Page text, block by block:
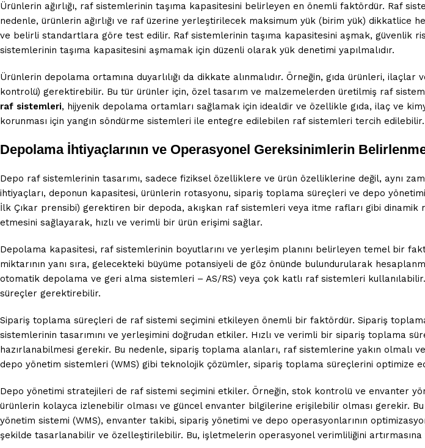
Ürünlerin ağırlığı, raf sistemlerinin taşıma kapasitesini belirleyen en önemli faktördür. Raf
nedenle, ürünlerin ağırlığı ve raf üzerine yerleştirilecek maksimum yük (birim yük) dikkatlice
ve belirli standartlara göre test edilir. Raf sistemlerinin taşıma kapasitesini aşmak, güvenlik
sistemlerinin taşıma kapasitesini aşmamak için düzenli olarak yük denetimi yapılmalıdır.
Ürünlerin depolama ortamına duyarlılığı da dikkate alınmalıdır. Örneğin, gıda ürünleri,
kontrolü) gerektirebilir. Bu tür ürünler için, özel tasarım ve malzemelerden üretilmiş raf
raf sistemleri, hijyenik depolama ortamları sağlamak için idealdir ve özellikle gıda, ilaç ve
korunması için yangın söndürme sistemleri ile entegre edilebilen raf sistemleri tercih edilebilir.
Depolama İhtiyaçlarının ve Operasyonel Gereksinimlerin
Depo raf sistemlerinin tasarımı, sadece fiziksel özelliklere ve ürün özelliklerine değil, aynı
ihtiyaçları, deponun kapasitesi, ürünlerin rotasyonu, sipariş toplama süreçleri ve depo
İlk Çıkar prensibi) gerektiren bir depoda, akışkan raf sistemleri veya itme rafları gibi
etmesini sağlayarak, hızlı ve verimli bir ürün erişimi sağlar.
Depolama kapasitesi, raf sistemlerinin boyutlarını ve yerleşim planını belirleyen temel bir
miktarının yanı sıra, gelecekteki büyüme potansiyeli de göz önünde bulundurularak
otomatik depolama ve geri alma sistemleri – AS/RS) veya çok katlı raf sistemleri
süreçler gerektirebilir.
Sipariş toplama süreçleri de raf sistemi seçimini etkileyen önemli bir faktördür. Sipariş
sistemlerinin tasarımını ve yerleşimini doğrudan etkiler. Hızlı ve verimli bir sipariş toplama
hazırlanabilmesi gerekir. Bu nedenle, sipariş toplama alanları, raf sistemlerine yakın olmalı
depo yönetim sistemleri (WMS) gibi teknolojik çözümler, sipariş toplama süreçlerini optimize
Depo yönetimi stratejileri de raf sistemi seçimini etkiler. Örneğin, stok kontrolü ve envanter
ürünlerin kolayca izlenebilir olması ve güncel envanter bilgilerine erişilebilir olması gerekir.
yönetim sistemi (WMS), envanter takibi, sipariş yönetimi ve depo operasyonlarının
şekilde tasarlanabilir ve özelleştirilebilir. Bu, işletmelerin operasyonel verimliliğini artırmasına